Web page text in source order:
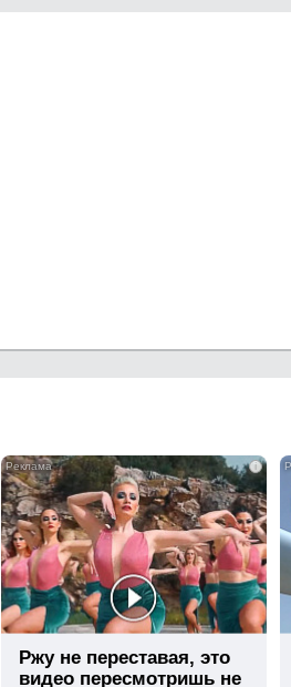
i
Ржу не переставая, это
видео пересмотришь не